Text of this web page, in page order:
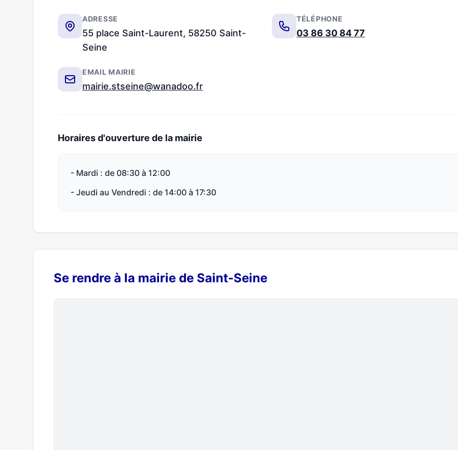
ADRESSE
55 place Saint-Laurent, 58250 Saint-
Seine
TÉLÉPHONE
03 86 30 84 77
EMAIL MAIRIE
mairie.stseine@wanadoo.fr
Horaires d'ouverture de la mairie
- Mardi : de 08:30 à 12:00
- Jeudi au Vendredi : de 14:00 à 17:30
Se rendre à la mairie de Saint-Seine